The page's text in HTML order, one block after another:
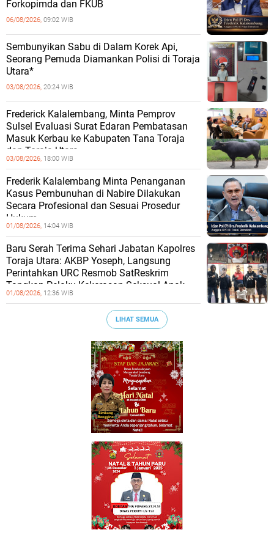
Forkopimda dan FKUB
06/08/2026, 09:02 WIB
Sembunyikan Sabu di Dalam Korek Api,
Seorang Pemuda Diamankan Polisi di Toraja
Utara*
03/08/2026, 20:24 WIB
Frederick Kalalembang, Minta Pemprov
Sulsel Evaluasi Surat Edaran Pembatasan
Masuk Kerbau ke Kabupaten Tana Toraja
dan Toraja Utara
03/08/2026, 18:00 WIB
Frederik Kalalembang Minta Penanganan
Kasus Pembunuhan di Nabire Dilakukan
Secara Profesional dan Sesuai Prosedur
Hukum
01/08/2026, 14:04 WIB
Baru Serah Terima Sehari Jabatan Kapolres
Toraja Utara: AKBP Yoseph, Langsung
Perintahkan URC Resmob SatReskrim
Tangkap Pelaku Kekerasan Seksual Anak
01/08/2026, 12:36 WIB
LIHAT SEMUA